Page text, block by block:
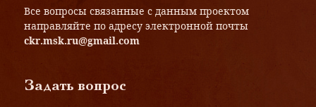
Все вопросы связанные с данным проектом
направляйте по адресу электронной почты
ckr.msk.ru@gmail.com
Задать вопрос